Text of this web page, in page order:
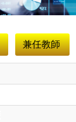
兼任教師